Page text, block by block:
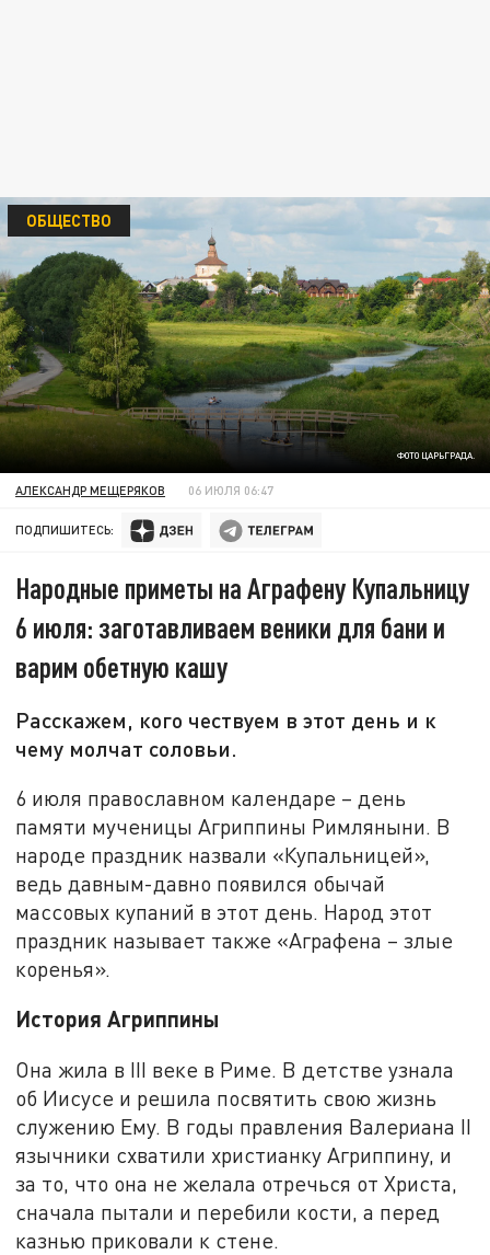
ФОТО ЦАРЬГРАДА.
ОБЩЕСТВО
АЛЕКСАНДР МЕЩЕРЯКОВ 06 ИЮЛЯ 06:47
ПОДПИШИТЕСЬ:
Народные приметы на Аграфену Купальницу
6 июля: заготавливаем веники для бани и
варим обетную кашу
Расскажем, кого чествуем в этот день и к
чему молчат соловьи.
6 июля православном календаре – день
памяти мученицы Агриппины Римляныни. В
народе праздник назвали «Купальницей»,
ведь давным-давно появился обычай
массовых купаний в этот день. Народ этот
праздник называет также «Аграфена – злые
коренья».
История Агриппины
Она жила в III веке в Риме. В детстве узнала
об Иисусе и решила посвятить свою жизнь
служению Ему. В годы правления Валериана II
язычники схватили христианку Агриппину, и
за то, что она не желала отречься от Христа,
сначала пытали и перебили кости, а перед
казнью приковали к стене.